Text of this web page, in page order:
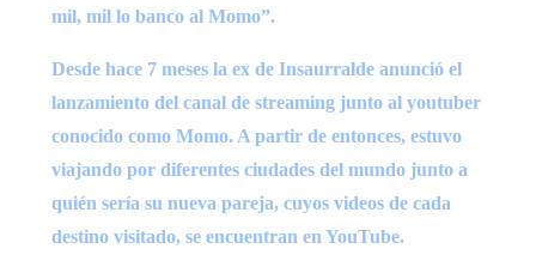
mil, mil lo banco al Momo”.
Desde hace 7 meses la ex de Insaurralde anunció el
lanzamiento del canal de streaming junto al youtuber
conocido como Momo. A partir de entonces, estuvo
viajando por diferentes ciudades del mundo junto a
quién sería su nueva pareja, cuyos videos de cada
destino visitado, se encuentran en YouTube.